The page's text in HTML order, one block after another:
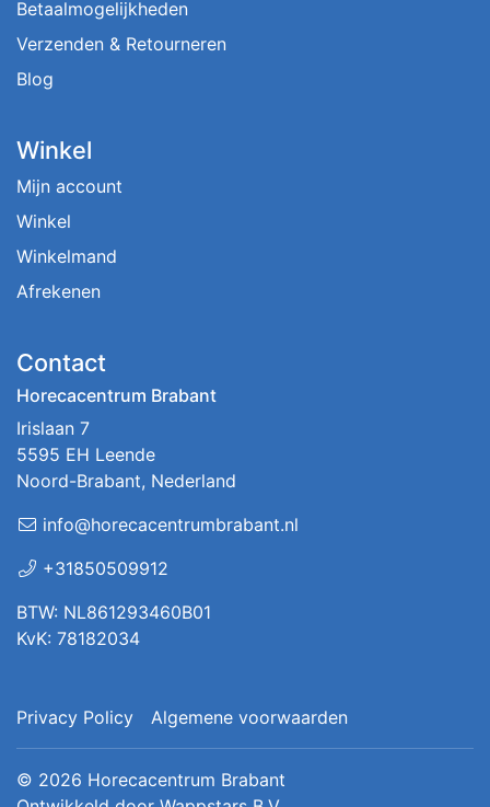
Betaalmogelijkheden
Verzenden & Retourneren
Blog
Winkel
Mijn account
Winkel
Winkelmand
Afrekenen
Contact
Horecacentrum Brabant
Irislaan 7
5595 EH Leende
Noord-Brabant, Nederland
info@horecacentrumbrabant.nl
+31850509912
BTW: NL861293460B01
KvK: 78182034
Privacy Policy Algemene voorwaarden
© 2026 Horecacentrum Brabant